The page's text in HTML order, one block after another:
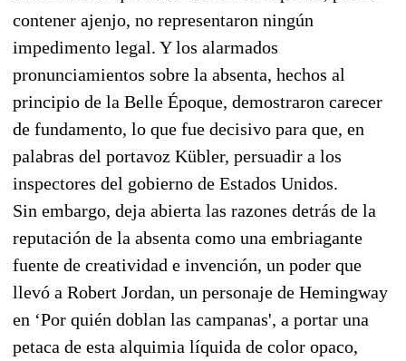
contener ajenjo, no representaron ningún
impedimento legal. Y los alarmados
pronunciamientos sobre la absenta, hechos al
principio de la Belle Époque, demostraron carecer
de fundamento, lo que fue decisivo para que, en
palabras del portavoz Kübler, persuadir a los
inspectores del gobierno de Estados Unidos.
Sin embargo, deja abierta las razones detrás de la
reputación de la absenta como una embriagante
fuente de creatividad e invención, un poder que
llevó a Robert Jordan, un personaje de Hemingway
en ‘Por quién doblan las campanas', a portar una
petaca de esta alquimia líquida de color opaco,